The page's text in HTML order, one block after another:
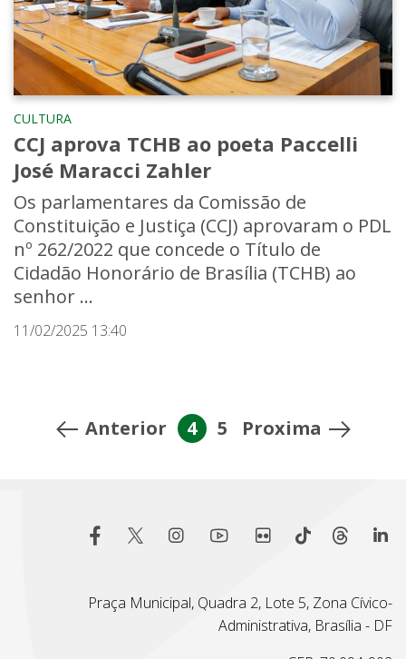
CULTURA
CCJ aprova TCHB ao poeta Paccelli
José Maracci Zahler
Os parlamentares da Comissão de
Constituição e Justiça (CCJ) aprovaram o PDL
nº 262/2022 que concede o Título de
Cidadão Honorário de Brasília (TCHB) ao
senhor ...
11/02/2025 13:40
Anterior 4 5 Proxima
Praça Municipal, Quadra 2, Lote 5, Zona Cívico-
Administrativa, Brasília - DF